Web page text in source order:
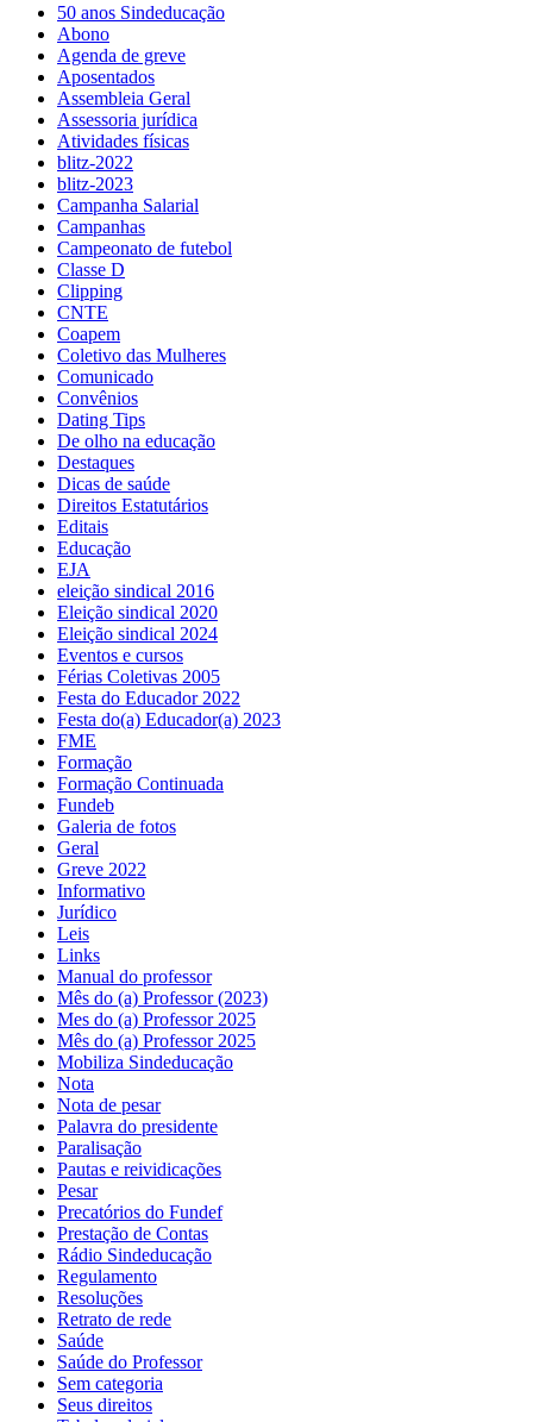
50 anos Sindeducação
Abono
Agenda de greve
Aposentados
Assembleia Geral
Assessoria jurídica
Atividades físicas
blitz-2022
blitz-2023
Campanha Salarial
Campanhas
Campeonato de futebol
Classe D
Clipping
CNTE
Coapem
Coletivo das Mulheres
Comunicado
Convênios
Dating Tips
De olho na educação
Destaques
Dicas de saúde
Direitos Estatutários
Editais
Educação
EJA
eleição sindical 2016
Eleição sindical 2020
Eleição sindical 2024
Eventos e cursos
Férias Coletivas 2005
Festa do Educador 2022
Festa do(a) Educador(a) 2023
FME
Formação
Formação Continuada
Fundeb
Galeria de fotos
Geral
Greve 2022
Informativo
Jurídico
Leis
Links
Manual do professor
Mês do (a) Professor (2023)
Mes do (a) Professor 2025
Mês do (a) Professor 2025
Mobiliza Sindeducação
Nota
Nota de pesar
Palavra do presidente
Paralisação
Pautas e reividicações
Pesar
Precatórios do Fundef
Prestação de Contas
Rádio Sindeducação
Regulamento
Resoluções
Retrato de rede
Saúde
Saúde do Professor
Sem categoria
Seus direitos